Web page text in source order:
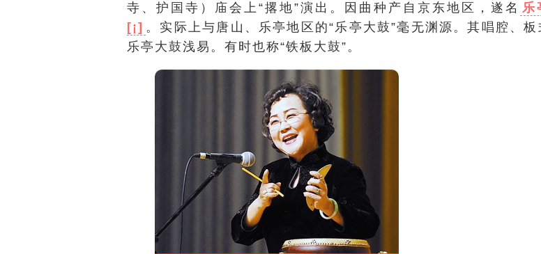
寺、护国寺）庙会上“撂地”演出。因曲种产自京东地区，遂名 乐
[¡] 。实际上与唐山、乐亭地区的“乐亭大鼓”毫无渊源。其唱腔、板
乐亭大鼓浅易。有时也称“铁板大鼓”。